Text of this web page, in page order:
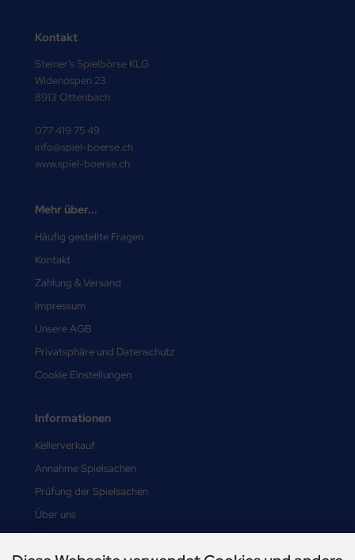
Kontakt
Steiner's Spielbörse KLG
Widenospen 23
8913 Ottenbach
077 419 75 49
info@spiel-boerse.ch
www.spiel-boerse.ch
Mehr über...
Häufig gestellte Fragen
Kontakt
Zahlung & Versand
Impressum
Unsere AGB
Privatsphäre und Datenschutz
Cookie Einstellungen
Informationen
Kellerverkauf
Annahme Spielsachen
Prüfung der Spielsachen
Über uns
Sitemap